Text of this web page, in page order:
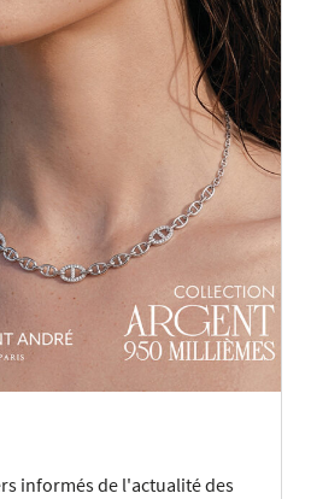
informés de l'actualité des